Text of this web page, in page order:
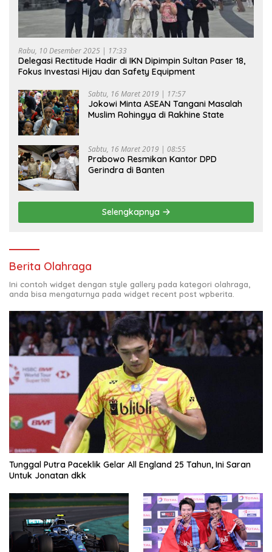
Rabu, 10 Desember 2025 | 17:33
Delegasi Rectitude Hadir di IKN Dipimpin Sultan Paser 18,
Fokus Investasi Hijau dan Safety Equipment
Sabtu, 16 Maret 2019 | 17:57
Jokowi Minta ASEAN Tangani Masalah
Muslim Rohingya di Rakhine State
Sabtu, 16 Maret 2019 | 08:55
Prabowo Resmikan Kantor DPD
Gerindra di Banten
Selengkapnya
Berita Olahraga
Ini contoh widget dengan style gallery pada kategori olahraga,
anda bisa mengaturnya pada widget recent post wpberita.
Tunggal Putra Paceklik Gelar All England 25 Tahun, Ini Saran
Untuk Jonatan dkk